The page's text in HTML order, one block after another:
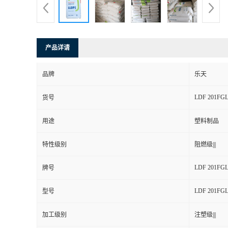
产品详请
品牌 乐天
货号 LDF 201FGL
用途
特性级别
牌号 LDF 201FGL